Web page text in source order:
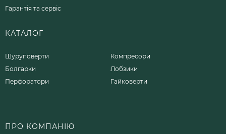
Гарантія та сервіс
КАТАЛОГ
Шуруповерти
Болгарки
Перфоратори
Компресори
Лобзики
Гайковерти
ПРО КОМПАНІЮ